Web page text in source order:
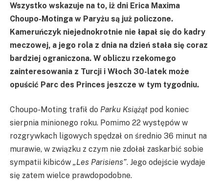
Wszystko wskazuje na to, iż dni Erica Maxima
Choupo-Motinga w Paryżu są już policzone.
Kameruńczyk niejednokrotnie nie łapał się do kadry
meczowej, a jego rola z dnia na dzień stała się coraz
bardziej ograniczona. W obliczu rzekomego
zainteresowania z Turcji i Włoch 30-latek może
opuścić Parc des Princes jeszcze w tym tygodniu.
Choupo-Moting trafił do Parku Książąt pod koniec
sierpnia minionego roku. Pomimo 22 występów w
rozgrywkach ligowych spędzał on średnio 36 minut na
murawie, w związku z czym nie zdołał zaskarbić sobie
sympatii kibiców „Les Parisiens”. Jego odejście wydaje
się zatem wielce prawdopodobne.